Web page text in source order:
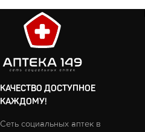
КАЧЕСТВО ДОСТУПНОЕ
КАЖДОМУ!
Сеть социальных аптек в